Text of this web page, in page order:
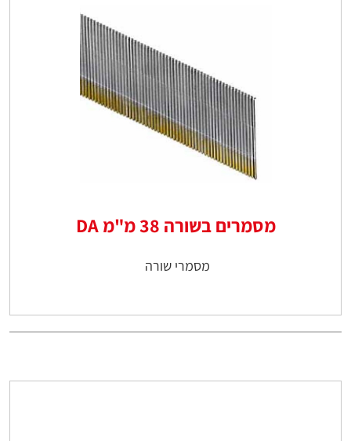
מסמרים בשורה 38 מ"מ DA
מסמרי שורה